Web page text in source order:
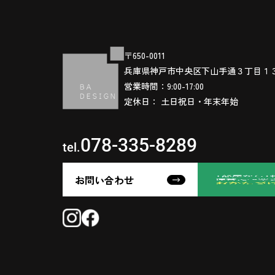
〒650-0011
兵庫県神戸市中央区下山手通３丁目１
営業時間：9:00-17:00
定休日： 土日祝日・年末年始
tel.078-335-8289
お問い合わせ